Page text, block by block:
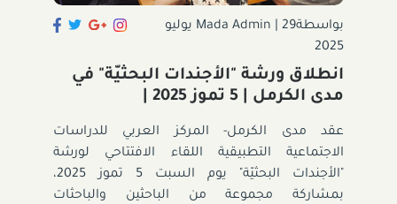
بواسطةMada Admin
29 يوليو
2025
انطلاق ورشة "الأجندات البحثيّة" في
مدى الكرمل | 5 تموز 2025 |
عقد مدى الكرمل- المركز العربي للدراسات
الاجتماعية التطبيقية اللقاء الافتتاحي لورشة
"الأجندات البحثيّة" يوم السبت 5 تموز 2025،
بمشاركة مجموعة من الباحثين والباحثات